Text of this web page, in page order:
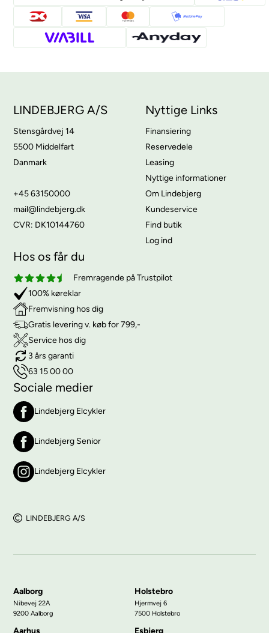
LINDEBJERG A/S
Stensgårdvej 14
5500 Middelfart
Danmark
+45 63150000
mail@lindebjerg.dk
CVR: DK10144760
Nyttige Links
Finansiering
Reservedele
Leasing
Nyttige informationer
Om Lindebjerg
Kundeservice
Find butik
Log ind
Hos os får du
Fremragende på Trustpilot
100% køreklar
Fremvisning hos dig
Gratis levering v. køb for 799,-
Service hos dig
3 års garanti
63 15 00 00
Sociale medier
Lindebjerg Elcykler
Lindebjerg Senior
Lindebjerg Elcykler
LINDEBJERG A/S
Aalborg
Nibevej 22A
9200 Aalborg
Holstebro
Hjermvej 6
7500 Holstebro
Aarhus Esbjerg